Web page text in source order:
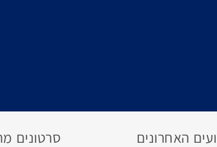
האחרונים סרטונים